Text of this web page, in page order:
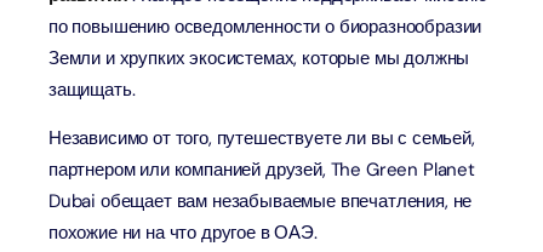
по повышению осведомленности о биоразнообразии
Земли и хрупких экосистемах, которые мы должны
защищать.
Независимо от того, путешествуете ли вы с семьей,
партнером или компанией друзей, The Green Planet
Dubai обещает вам незабываемые впечатления, не
похожие ни на что другое в ОАЭ.